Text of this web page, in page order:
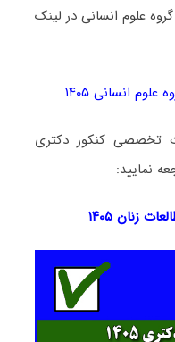
علوم انسانی در لینک‌
انسانی ۱۴۰۵
تخصصی کنکور دکتری
زنان ۱۴۰۵